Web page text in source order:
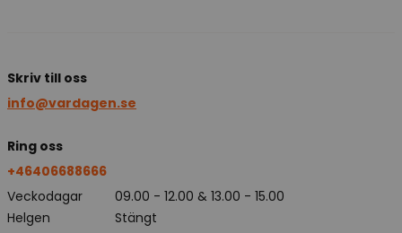
Skriv till oss
info@vardagen.se
Ring oss
+46406688666
Veckodagar
09.00 - 12.00 & 13.00 - 15.00
Helgen
Stängt